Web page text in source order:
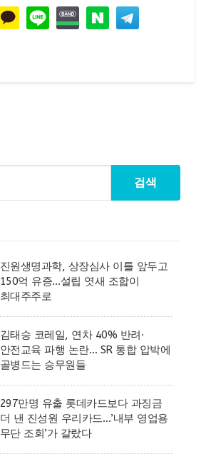
진원생명과학, 상장심사 이틀 앞두고
150억 유증…설립 엿새 조합이
최대주주로
김태승 코레일, 연차 40% 반려·
안전교육 파행 논란… SR 통합 압박에
골병드는 승무원들
297만명 유출 롯데카드보다 과징금
더 낸 진성원 우리카드…’내부 영업용
무단 조회’가 갈랐다